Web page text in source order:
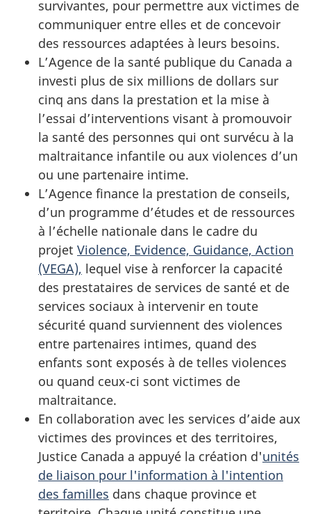
survivantes, pour permettre aux victimes de
communiquer entre elles et de concevoir
des ressources adaptées à leurs besoins.
L’Agence de la santé publique du Canada a
investi plus de six millions de dollars sur
cinq ans dans la prestation et la mise à
l’essai d’interventions visant à promouvoir
la santé des personnes qui ont survécu à la
maltraitance infantile ou aux violences d’un
ou une partenaire intime.
L’Agence finance la prestation de conseils,
d’un programme d’études et de ressources
à l’échelle nationale dans le cadre du
projet Violence, Evidence, Guidance, Action
(VEGA), lequel vise à renforcer la capacité
des prestataires de services de santé et de
services sociaux à intervenir en toute
sécurité quand surviennent des violences
entre partenaires intimes, quand des
enfants sont exposés à de telles violences
ou quand ceux-ci sont victimes de
maltraitance.
En collaboration avec les services d’aide aux
victimes des provinces et des territoires,
Justice Canada a appuyé la création d'unités
de liaison pour l'information à l'intention
des familles dans chaque province et